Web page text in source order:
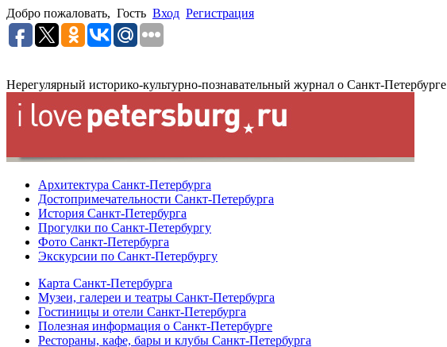
Добро пожаловать, Гость Вход Регистрация
Нерегулярный историко-культурно-познавательный журнал о Санкт-Петербурге
Архитектура Санкт-Петербурга
Достопримечательности Санкт-Петербурга
История Санкт-Петербурга
Прогулки по Санкт-Петербургу
Фото Санкт-Петербурга
Экскурсии по Санкт-Петербургу
Карта Санкт-Петербурга
Музеи, галереи и театры Санкт-Петербурга
Гостиницы и отели Санкт-Петербурга
Полезная информация о Санкт-Петербурге
Рестораны, кафе, бары и клубы Санкт-Петербурга